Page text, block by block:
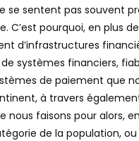
se sentent pas souvent
C’est pourquoi, en plus
d’infrastructures
systèmes financiers,
de paiement que
à travers
nous faisons pour alors,
de la population,